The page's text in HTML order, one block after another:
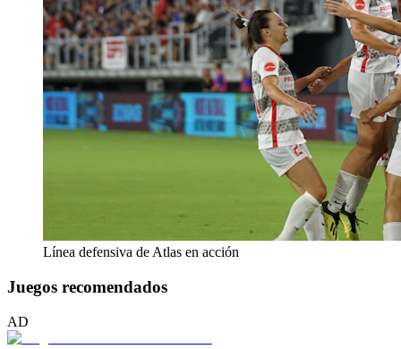
Línea defensiva de Atlas en acción
Juegos recomendados
AD